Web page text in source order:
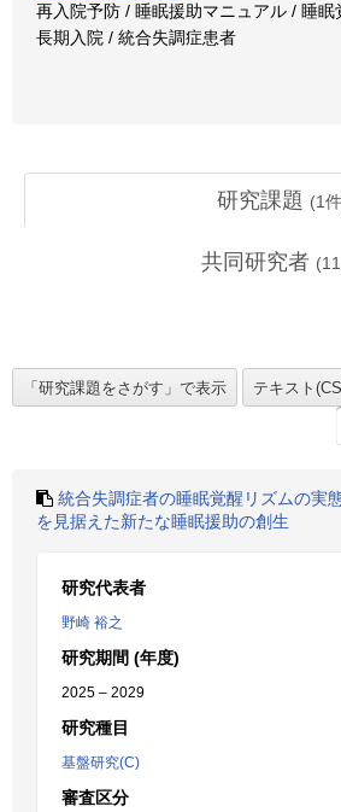
再入院予防 / 睡眠援助マニュアル / 睡
長期入院 / 統合失調症患者
研究課題 (1
共同研究者 (11
統合失調症者の睡眠覚醒リズムの実
を見据えた新たな睡眠援助の創生
研究代表者
野崎 裕之
研究期間 (年度)
2025 – 2029
研究種目
基盤研究(C)
審査区分